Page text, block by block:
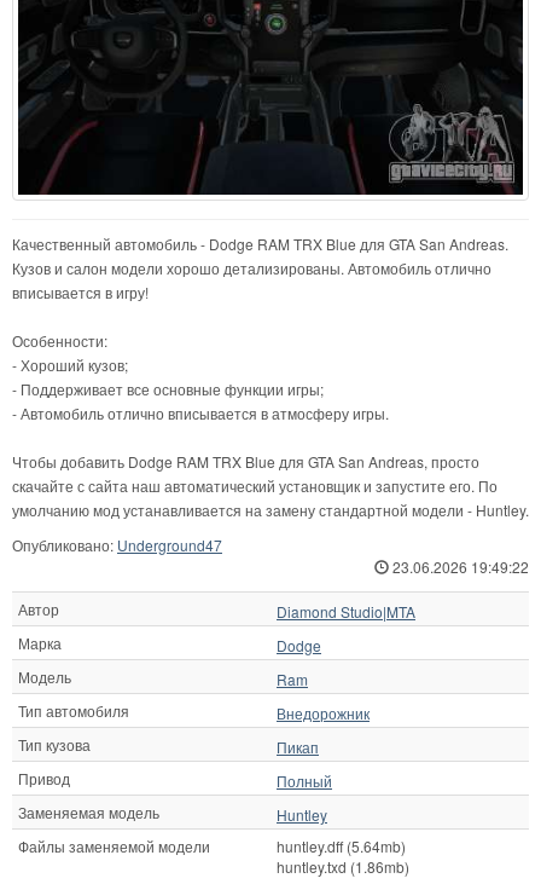
Качественный автомобиль - Dodge RAM TRX Blue для GTA San Andreas.
Кузов и салон модели хорошо детализированы. Автомобиль отлично
вписывается в игру!
Особенности:
- Хороший кузов;
- Поддерживает все основные функции игры;
- Автомобиль отлично вписывается в атмосферу игры.
Чтобы добавить Dodge RAM TRX Blue для GTA San Andreas, просто
скачайте с сайта наш автоматический установщик и запустите его. По
умолчанию мод устанавливается на замену стандартной модели - Huntley.
Опубликовано: Underground47
23.06.2026 19:49:22
Автор
Diamond Studio|MTA
Марка
Dodge
Модель
Ram
Тип автомобиля
Внедорожник
Тип кузова
Пикап
Привод
Полный
Заменяемая модель
Huntley
Файлы заменяемой модели
huntley.dff (5.64mb)
huntley.txd (1.86mb)